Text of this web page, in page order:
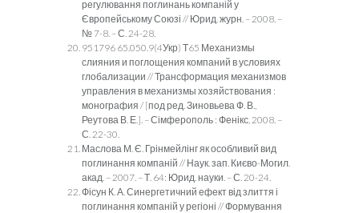
регулювання поглинань компаній у
Європейському Союзі // Юрид. журн. – 2008. –
№ 7-8. – С. 24-28.
951796 65.050.9(4Укр) Т65 Механизмы
слияния и поглощения компаний в условиях
глобализации // Трансформация механизмов
управления в механизмы хозяйствования :
монография / [под ред. Зиновьева Ф. В.,
Реутова В. Е.]. – Сімферополь : Фенікс, 2008. –
С. 22-30.
Маслова М. Є. Грінмейлінг як особливий вид
поглинання компаній // Наук. зап. Києво-Могил.
акад. – 2007. – Т. 64: Юрид. науки. – С. 20-24.
Фісун К. А. Синергетичний ефект від злиття і
поглинання компаній у регіоні // Формування